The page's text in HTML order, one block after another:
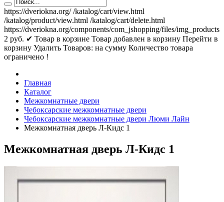
https://dveriokna.org/ /katalog/cart/view.html
/katalog/product/view.html /katalog/cart/delete.html
https://dveriokna.org/components/com_jshopping/files/img_products
2 руб. ✔ Товар в корзине Товар добавлен в корзину Перейти в
корзину Удалить Товаров: на сумму Количество товара
ограничено !
Главная
Каталог
Межкомнатные двери
Чебоксарские межкомнатные двери
Чебоксарские межкомнатные двери Люми Лайн
Межкомнатная дверь Л-Кидс 1
Межкомнатная дверь Л-Кидс 1